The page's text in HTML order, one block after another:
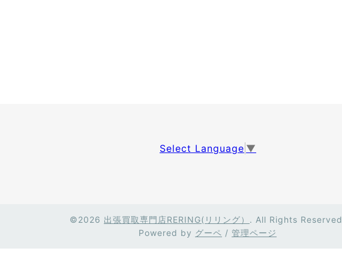
Select Language ▼
©2026 出張買取専門店RERING(リリング） . All Rights
Powered by グーペ / 管理ページ